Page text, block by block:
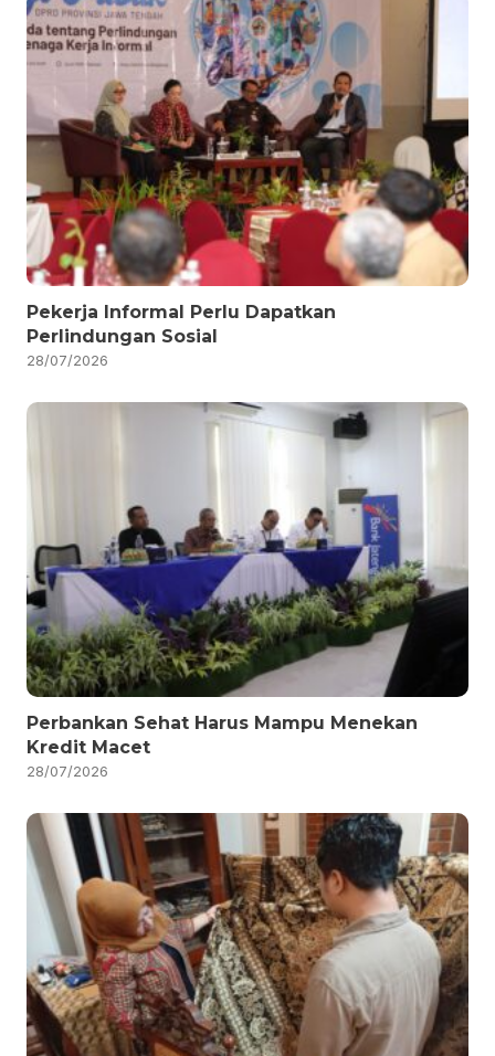
Pekerja Informal Perlu Dapatkan
Perlindungan Sosial
28/07/2026
Perbankan Sehat Harus Mampu Menekan
Kredit Macet
28/07/2026